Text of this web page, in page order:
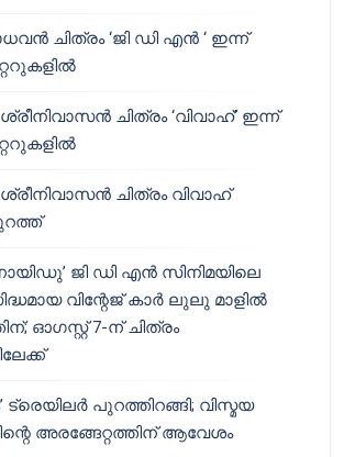
ചിത്രം ‘ജി ഡി എൻ ‘ ഇന്ന്
ചിത്രം ‘വിവാഹ്’ ഇന്ന്
ചിത്രം വിവാഹ്
ജി ഡി എൻ സിനിമയിലെ
വിന്റേജ് കാർ ലുലു മാളിൽ
ഓഗസ്റ്റ് 7-ന് ചിത്രം
ട്രെയിലർ പുറത്തിറങ്ങി; വിസ്മയ
അരങ്ങേറ്റത്തിന് ആവേശം